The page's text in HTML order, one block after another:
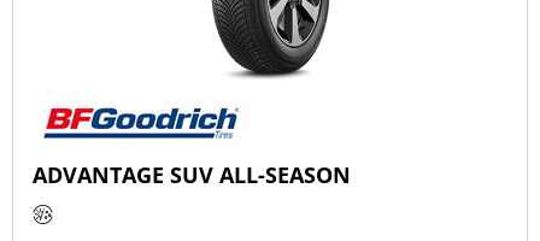
ADVANTAGE SUV ALL-SEASON